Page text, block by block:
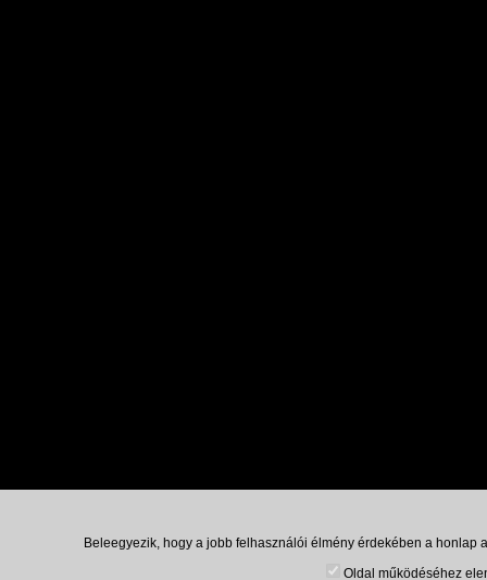
Beleegyezik, hogy a jobb felhasználói élmény érdekében a
Oldal működéséhez